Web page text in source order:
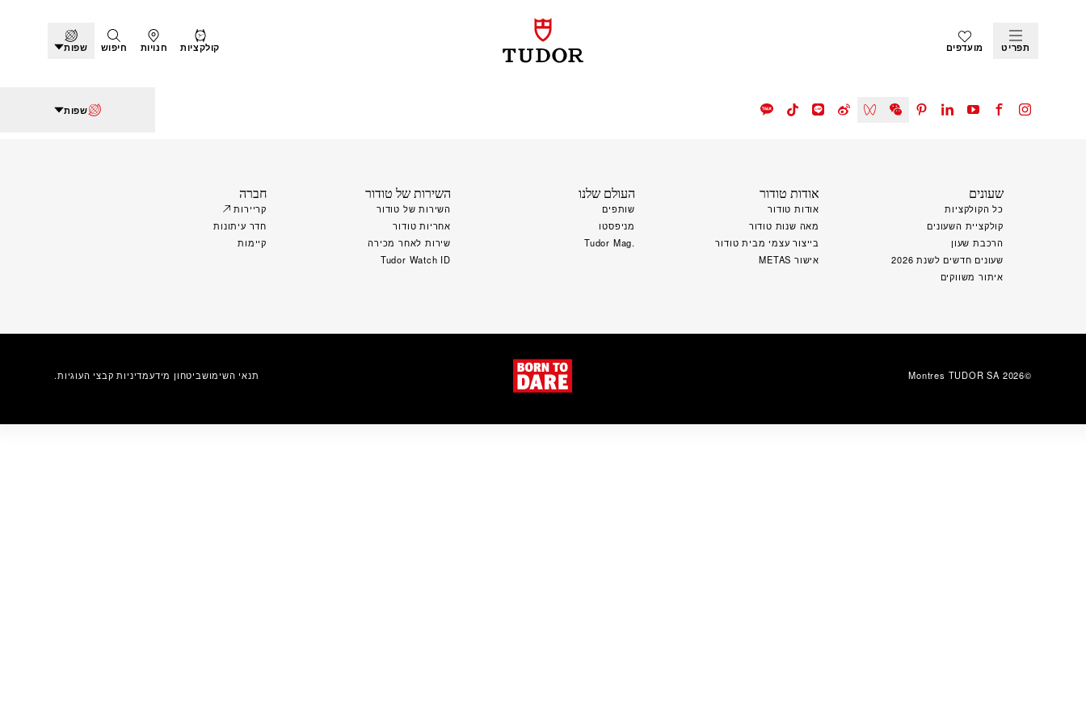
תפריט מועדפים קולקציות חנויות חיפוש שפות
שעונים
כל הקולקציות
קולקציית השעונים
הרכבת שעון
שעונים חדשים לשנת 2026
איתור משווקים
אודות טודור
אודות טודור
מאה שנות טודור
בייצור עצמי מבית טודור
אישור METAS
העולם שלנו
שותפים
מניפסטו
.Tudor Mag
השירות של טודור
השירות של טודור
אחריות טודור
שירות לאחר מכירה
Tudor Watch ID
חברה
קריירות
חדר עיתונות
קיימות
שפות
תנאי השימושביטחון מידעמדיניות קבצי העוגיות. ©2026 Montres TUDOR SA